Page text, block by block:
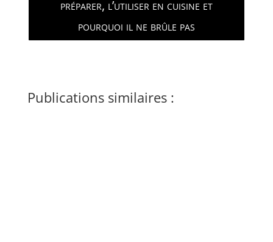
préparer, l’utiliser en cuisine et
pourquoi il ne brûle pas
Publications similaires :